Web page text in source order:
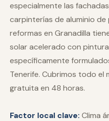
especialmente las
carpinterías de aluminio de
reformas en Granadilla
solar acelerado con
específicamente
Tenerife. Cubrimos todo el
gratuita en 48 horas.
Factor local clave: Clima